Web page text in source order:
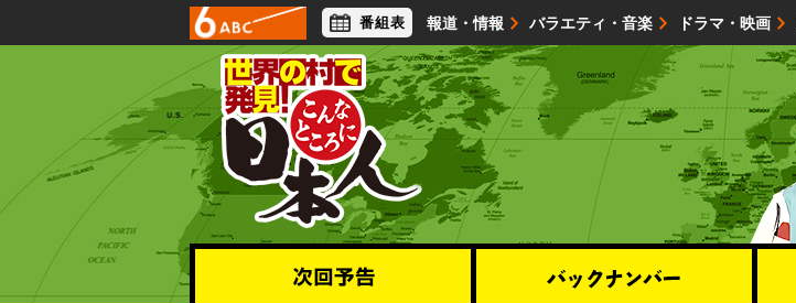
報道・情報 バラエティ・音楽 ドラマ・映画
アナウンサー ライフスタイル 映画・試写会 イベント
番組表